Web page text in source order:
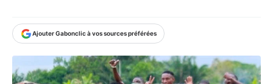
Ajouter Gabonclic à vos sources préférées